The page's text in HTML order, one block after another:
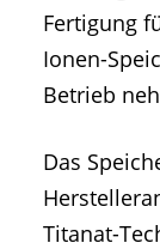
Fertigung
Ionen-
Betrieb
Das
Titanat-